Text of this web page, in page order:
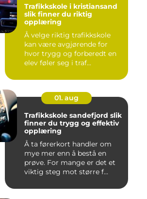
Trafikkskole i kristiansand
slik finner du riktig
opplæring
Å velge riktig trafikkskole
kan være avgjørende for
hvor trygg og forberedt en
elev føler seg i traf...
01. aug
Trafikkskole sandefjord slik
finner du trygg og effektiv
opplæring
Å ta førerkort handler om
mye mer enn å bestå en
prøve. For mange er det et
viktig steg mot større f...